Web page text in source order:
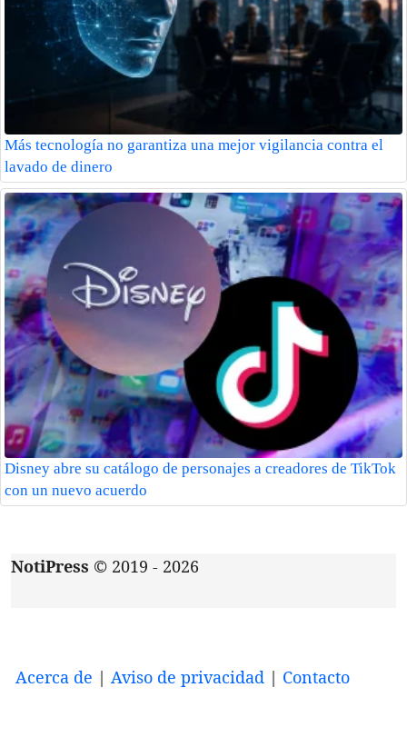
Más tecnología no garantiza una mejor vigilancia contra el
lavado de dinero
Disney abre su catálogo de personajes a creadores de TikTok
con un nuevo acuerdo
NotiPress © 2019 - 2026
Acerca de | Aviso de privacidad | Contacto